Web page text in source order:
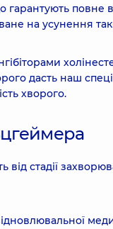
повне
на усунення
дасть наш
хворого.
стадії